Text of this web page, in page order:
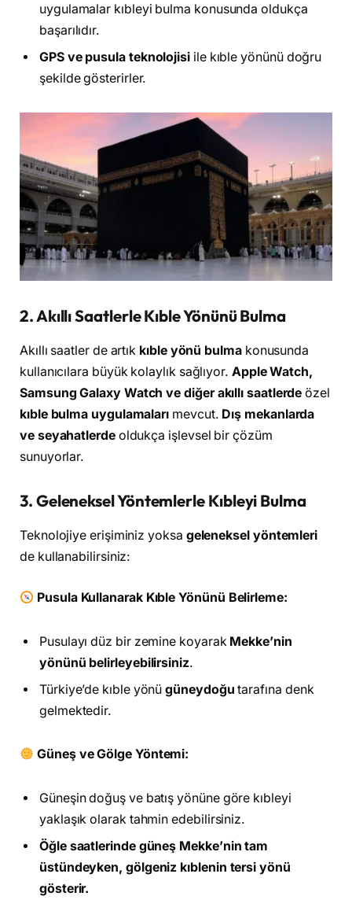
uygulamalar kıbleyi bulma konusunda oldukça
başarılıdır.
GPS ve pusula teknolojisi ile kıble yönünü doğru
şekilde gösterirler.
2. Akıllı Saatlerle Kıble Yönünü Bulma
Akıllı saatler de artık kıble yönü bulmakonusunda
kullanıcılara büyük kolaylık sağlıyor. Apple Watch,
Samsung Galaxy Watch ve diğer akıllı saatlerde özel
kıble bulma uygulamaları mevcut. Dış mekanlarda
ve seyahatlerdeoldukça işlevsel bir çözüm
sunuyorlar.
3. Geleneksel Yöntemlerle Kıbleyi Bulma
Teknolojiye erişiminiz yoksa geleneksel yöntemleri
de kullanabilirsiniz:
Pusula Kullanarak Kıble Yönünü Belirleme:
Pusulayı düz bir zemine koyarak Mekke’nin
yönünü belirleyebilirsiniz.
Türkiye’de kıble yönügüneydoğu tarafına denk
gelmektedir.
Güneş ve Gölge Yöntemi:
Güneşin doğuş ve batış yönüne göre kıbleyi
yaklaşık olarak tahmin edebilirsiniz.
Öğle saatlerinde güneş Mekke’nin tam
üstündeyken, gölgeniz kıblenin tersi yönü
gösterir.